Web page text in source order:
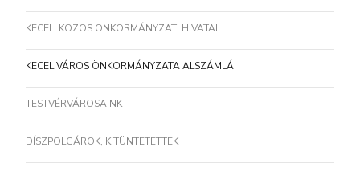
KECELI KÖZÖS ÖNKORMÁNYZATI HIVATAL
KECEL VÁROS ÖNKORMÁNYZATA ALSZÁMLÁI
TESTVÉRVÁROSAINK
DÍSZPOLGÁROK, KITÜNTETETTEK